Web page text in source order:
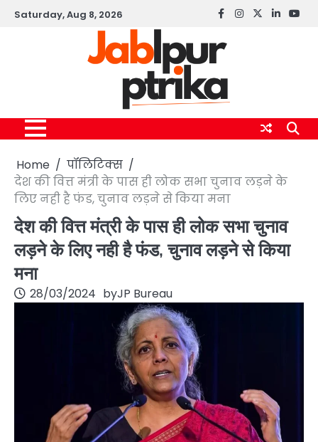
SkipSaturday, Aug 8, 2026 Facebook
instagram
twitterlinkedin
Home
पॉलिटिक्स
देश की वित्त मंत्री के पास ही लोक सभा चुनाव लड़ने के
लिए नही है फंड, चुनाव लड़ने से किया मना
देश की वित्त मंत्री के पास ही लोक सभा चुनाव
लड़ने के लिए नही है फंड, चुनाव लड़ने से किया
मना
28/03/2024 byJP Bureau